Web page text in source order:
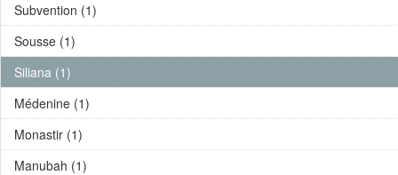
Subvention (1)
Sousse (1)
Siliana (1)
Médenine (1)
Monastir (1)
Manubah (1)